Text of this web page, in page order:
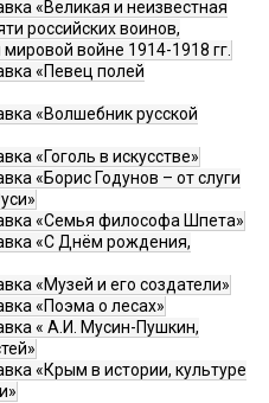
«Великая и неизвестная
российских воинов,
войне 1914-1918 гг.
«Певец полей
«Волшебник русской
«Гоголь в искусстве»
«Борис Годунов – от слуги
«Семья философа Шпета»
«С Днём рождения,
«Музей и его создатели»
«Поэма о лесах»
« А.И. Мусин-Пушкин,
«Крым в истории, культуре